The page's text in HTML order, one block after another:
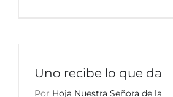
Uno recibe lo que da
Por Hoja Nuestra Señora de la